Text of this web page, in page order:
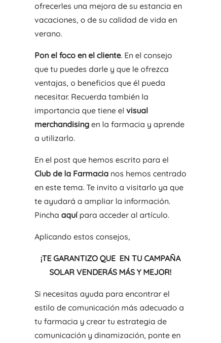
ofrecerles una mejora de su estancia en
vacaciones, o de su calidad de vida en
verano.
Pon el foco en el cliente. En el consejo
que tu puedes darle y que le ofrezca
ventajas, o beneficios que él pueda
necesitar. Recuerda también la
importancia que tiene el visual
merchandisingen la farmacia y aprende
a utilizarlo.
En el post que hemos escrito para el
Club de la Farmacia nos hemos centrado
en este tema. Te invito a visitarlo ya que
te ayudará a ampliar la información.
Pincha aquípara acceder al artículo.
Aplicando estos consejos,
¡TE GARANTIZO QUE EN TU CAMPAÑA
SOLAR VENDERÁS MÁS Y MEJOR!
Si necesitas ayuda para encontrar el
estilo de comunicación más adecuado a
tu farmacia y crear tu estrategia de
comunicación y dinamización, ponte en